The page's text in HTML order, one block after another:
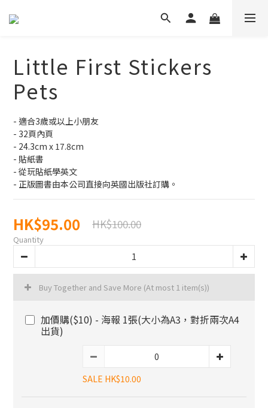
Little First Stickers
Pets
- 適合3歲或以上小朋友
- 32頁內頁
- 24.3cm x 17.8cm
- 貼紙書
- 從玩貼紙學英文
- 正版圖書由本公司直接向英國出版社訂購。
HK$95.00 HK$100.00
Quantity
Buy Together and Save More (At most 1 item(s))
加價購($10) - 海報 1張(大小為A3，對折兩次A4
出貨)
SALE HK$10.00